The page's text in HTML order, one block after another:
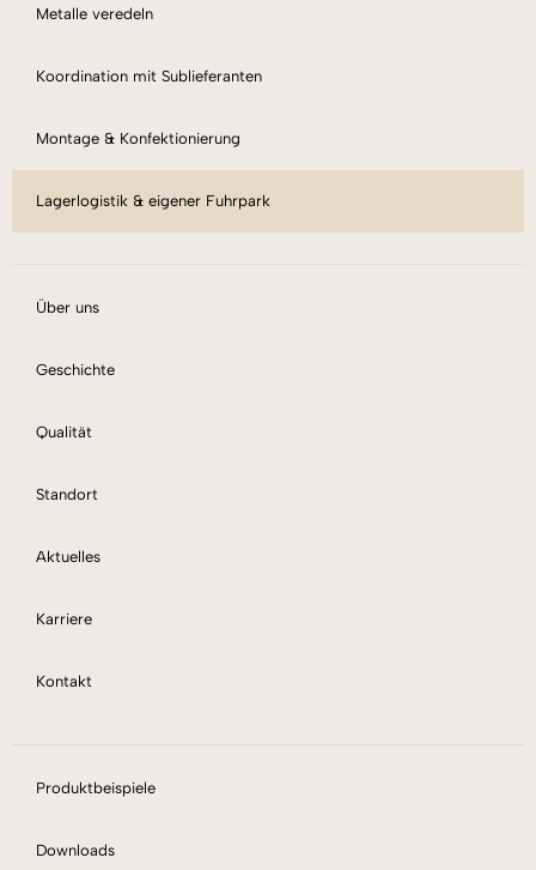
Metalle veredeln
Koordination mit Sublieferanten
Montage & Konfektionierung
Lagerlogistik & eigener Fuhrpark
Über uns
Geschichte
Qualität
Standort
Aktuelles
Karriere
Kontakt
Produktbeispiele
Downloads